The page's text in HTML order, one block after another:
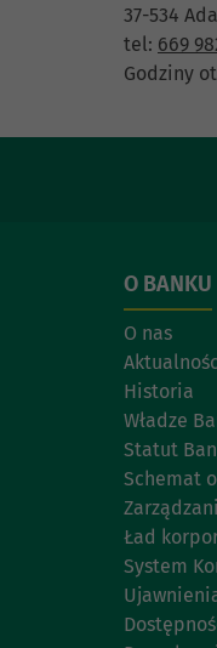
37-534
tel: 669
Godziny
O BANKU
O nas
Historia
Władze
Statut
Schemat
Ład
System